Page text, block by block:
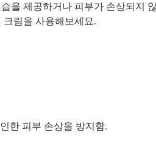
을 제공하거나 피부가 손상되지
크림을 사용해보세요.
한 피부 손상을 방지함.